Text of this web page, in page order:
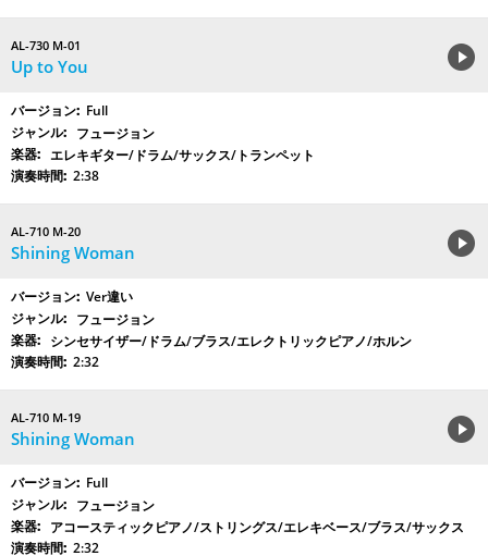
AL-730 M-01
Up to You
Full
フュージョン
エレキギター/ドラム/サックス/トランペット
2:38
AL-710 M-20
Shining Woman
Ver違い
フュージョン
シンセサイザー/ドラム/ブラス/エレクトリックピアノ/ホルン
2:32
AL-710 M-19
Shining Woman
Full
フュージョン
アコースティックピアノ/ストリングス/エレキベース/ブラス/サックス
2:32